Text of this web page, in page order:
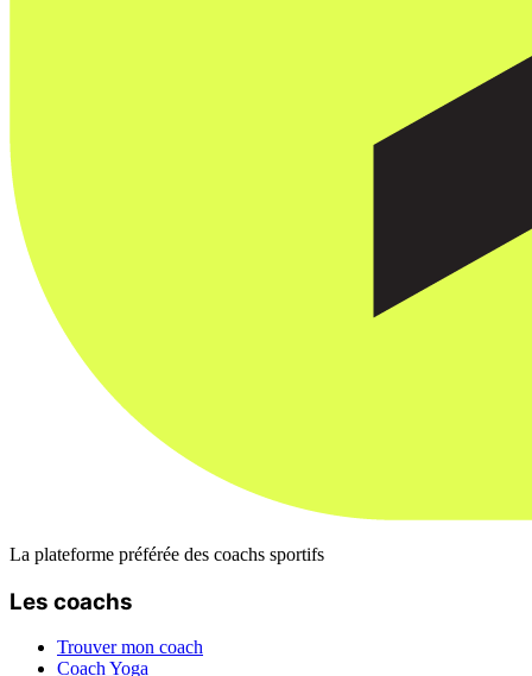
La plateforme préférée des coachs sportifs
Les coachs
Trouver mon coach
Coach Yoga